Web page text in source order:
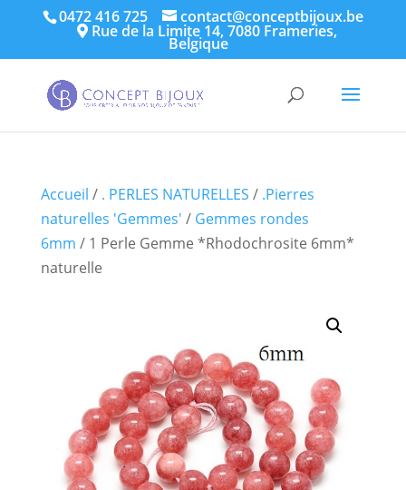
0472 416 725 contact@conceptbijoux.be
Rue de la Limite 14, 7080 Frameries,
Belgique
Accueil / . PERLES NATURELLES / .Pierres
naturelles 'Gemmes' / Gemmes rondes
6mm / 1 Perle Gemme *Rhodochrosite 6mm*
naturelle